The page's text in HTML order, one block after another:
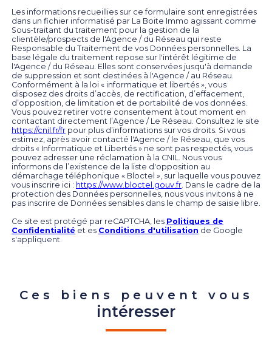
Les informations recueillies sur ce formulaire sont enregistrées
dans un fichier informatisé par La Boite Immo agissant comme
Sous-traitant du traitement pour la gestion de la
clientèle/prospects de l'Agence / du Réseau qui reste
Responsable du Traitement de vos Données personnelles. La
base légale du traitement repose sur l'intérêt légitime de
l'Agence / du Réseau. Elles sont conservées jusqu'à demande
de suppression et sont destinées à l'Agence / au Réseau.
Conformément à la loi « informatique et libertés », vous
disposez des droits d’accès, de rectification, d’effacement,
d’opposition, de limitation et de portabilité de vos données.
Vous pouvez retirer votre consentement à tout moment en
contactant directement l’Agence / Le Réseau. Consultez le site
https://cnil.fr/fr pour plus d’informations sur vos droits. Si vous
estimez, après avoir contacté l'Agence / le Réseau, que vos
droits « Informatique et Libertés » ne sont pas respectés, vous
pouvez adresser une réclamation à la CNIL. Nous vous
informons de l’existence de la liste d'opposition au
démarchage téléphonique « Bloctel », sur laquelle vous pouvez
vous inscrire ici : https://www.bloctel.gouv.fr . Dans le cadre de la
protection des Données personnelles, nous vous invitons à ne
pas inscrire de Données sensibles dans le champ de saisie libre.
Ce site est protégé par reCAPTCHA, les Politiques de
Confidentialité et es Conditions d'utilisation de Google
s'appliquent.
Ces biens peuvent vous
intéresser